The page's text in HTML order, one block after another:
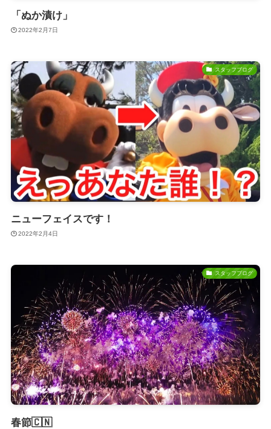
「ぬか漬け」
2022年2月7日
スタッフブログ
ニューフェイスです！
2022年2月4日
スタッフブログ
春節🇨🇳